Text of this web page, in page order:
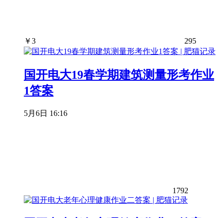
￥3 295
国开电大19春学期建筑测量形考作业
1答案
5月6日 16:16
1792